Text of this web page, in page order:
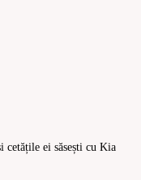
cetățile ei săsești cu Kia